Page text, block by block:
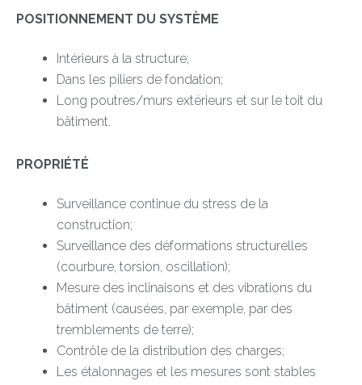
POSITIONNEMENT DU SYSTÈME
Intérieurs à la structure;
Dans les piliers de fondation;
Long poutres/murs extérieurs et sur le toit du
bâtiment.
PROPRIÉTÉ
Surveillance continue du stress de la
construction;
Surveillance des déformations structurelles
(courbure, torsion, oscillation);
Mesure des inclinaisons et des vibrations du
bâtiment (causées, par exemple, par des
tremblements de terre);
Contrôle de la distribution des charges;
Les étalonnages et les mesures sont stables